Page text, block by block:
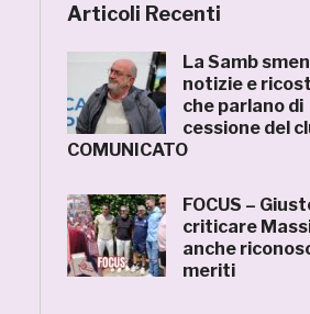
Articoli Recenti
La Samb
notizie e
che parlano di
cessione del
COMUNICATO
FOCUS –
criticare
anche
meriti